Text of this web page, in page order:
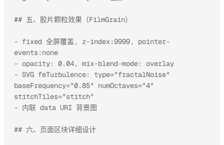
## 五、胶片颗粒效果（FilmGrain）
- fixed 全屏覆盖, z-index:9999, pointer-
events:none
- opacity: 0.04, mix-blend-mode: overlay
- SVG feTurbulence: type="fractalNoise"
baseFrequency="0.85" numOctaves="4"
stitchTiles="stitch"
- 内联 data URI 背景图
## 六、页面区块详细设计